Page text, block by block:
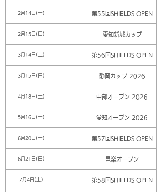
2月14日(土) 第55回SHIELDS OPEN
2月15日(日) 愛知新城カップ
3月14日(土) 第56回SHIELDS OPEN
3月15日(日) 静岡カップ 2026
4月18日(土) 中部オープン 2026
5月16日(土) 愛知オープン 2026
6月20日(土) 第57回SHIELDS OPEN
6月21日(日) 邑楽オープン
7月4日(土) 第58回SHIELDS OPEN